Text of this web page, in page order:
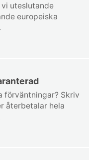
uteslutande
europeiska
förväntningar? Skriv
återbetalar hela